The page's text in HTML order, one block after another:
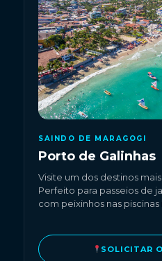
SAINDO DE MARAGOGI
Porto de Galinhas
Visite um dos destinos
Perfeito para passeios de
com peixinhos nas piscinas
SOLICITAR